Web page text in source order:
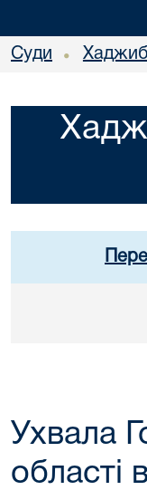
Суди •
Ухвала
області